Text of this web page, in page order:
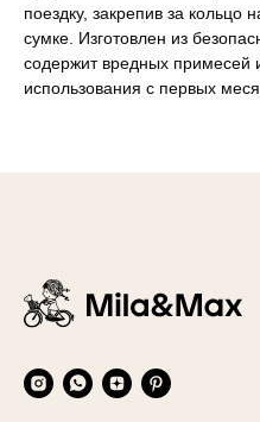
поездку, закрепив за кольцо
сумке. Изготовлен из
содержит вредных примесей
использования с первых